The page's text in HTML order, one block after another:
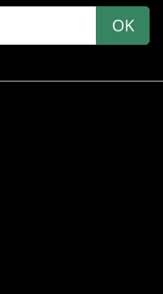
OK